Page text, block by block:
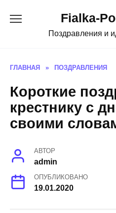
Fialka-
Поздравления и
ГЛАВНАЯ » ПОЗДРАВЛЕНИЯ
Короткие
крестнику с
своими
АВТОР
admin
ОПУБЛИКОВАНО
19.01.2020